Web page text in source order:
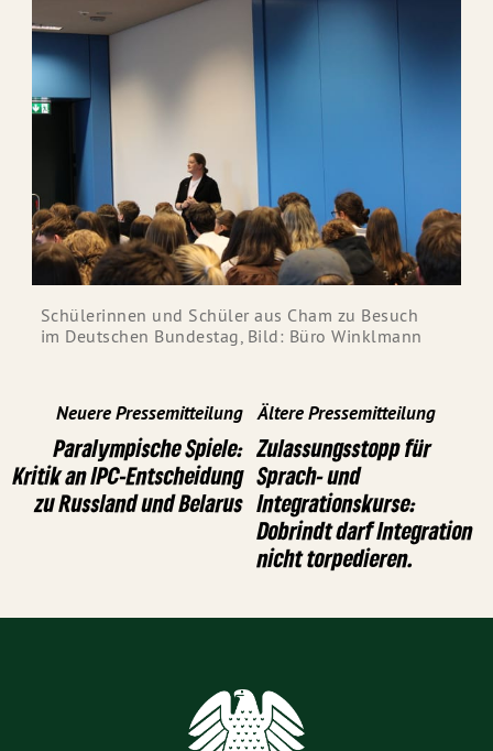
Schülerinnen und Schüler aus Cham zu Besuch
im Deutschen Bundestag, Bild: Büro Winklmann
Neuere Pressemitteilung
Paralympische Spiele:
Kritik an IPC-Entscheidung
zu Russland und Belarus
Ältere Pressemitteilung
Zulassungsstopp für
Sprach- und
Integrationskurse:
Dobrindt darf Integration
nicht torpedieren.